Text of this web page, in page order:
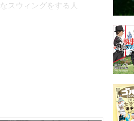
なスウィングをする人